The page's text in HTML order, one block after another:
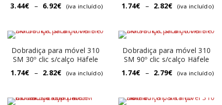
3.44€ – 6.92€ (iva incluído)
1.74€ – 2.82€ (iva incluído)
Dobradiça para móvel 310
SM 30º clic s/calço Häfele
1.74€ – 2.82€ (iva incluído)
Dobradiça para móvel 310
SM 90º clic s/calço Häfele
1.74€ – 2.79€ (iva incluído)